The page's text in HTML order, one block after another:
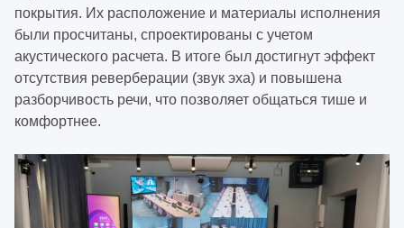
покрытия. Их расположение и материалы исполнения
были просчитаны, спроектированы с учетом
акустического расчета. В итоге был достигнут эффект
отсутствия реверберации (звук эха) и повышена
разборчивость речи, что позволяет общаться тише и
комфортнее.